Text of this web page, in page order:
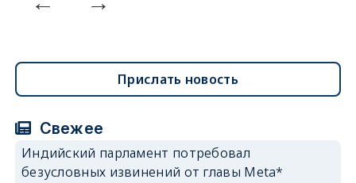
Прислать новость
Свежее
Индийский парламент потребовал
безусловных извинений от главы Meta*